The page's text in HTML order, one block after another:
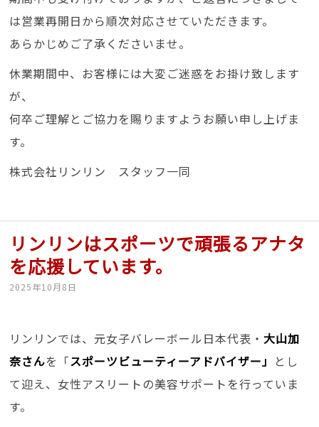
は営業再開日から順次対応させていただきます。
あらかじめご了承くださいませ。
休業期間中、お客様には大変ご迷惑をお掛け致します
が、
何卒ご理解とご協力を賜りますようお願い申し上げま
す。
株式会社リンリン スタッフ一同
リンリンはスポーツで頑張るアナタ
を応援しています。
2025年10月8日
リンリンでは、元女子バレーボール日本代表・大山加
奈さんを「スポーツビューティーアドバイザー」 とし
て迎え、女性アスリートの美容サポートを行っていま
す。